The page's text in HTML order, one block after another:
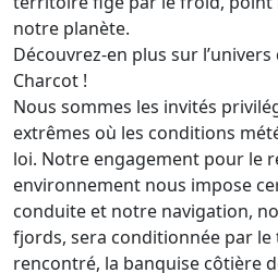
notre planète.
Découvrez-en plus sur
Charcot !
Nous sommes les invités
extrêmes où les conditions
loi. Notre engagement pour le
environnement nous impose
conduite et notre navigation,
fjords, sera conditionnée par le
rencontré, la banquise côtière